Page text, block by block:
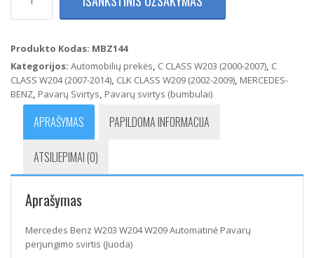
W203
W209
Automatinė
Pavarų
perjungimo
svirtis
(Juoda)
Produkto Kodas: MBZ144
Kategorijos: Automobilių prekės, C CLASS W203 (2000-2007), C
CLASS W204 (2007-2014), CLK CLASS W209 (2002-2009), MERCEDES-
BENZ, Pavarų Svirtys, Pavarų svirtys (bumbulai)
APRAŠYMAS PAPILDOMA INFORMACIJA
ATSILIEPIMAI (0)
Aprašymas
Mercedes Benz W203 W204 W209 Automatinė Pavarų
perjungimo svirtis (Juoda)